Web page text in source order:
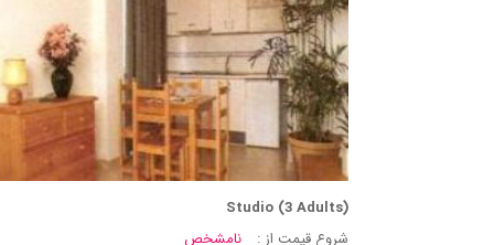
Studio (3 Adults)
شروع قیمت از :
نامشخص